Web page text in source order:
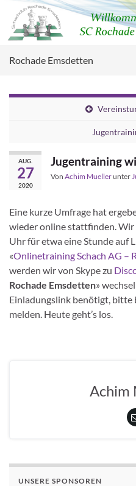
Rochade Emsdetten
AUG.
27
2020
Jugentraining
Von Achim Muellerunter
Eine kurze Umfrage hat
wieder online stattfinden.
Uhr für etwa eine Stunde auf
«Onlinetraining Schach AG –
werden wir von Skype zu
Rochade Emsdetten»
Einladungslink benötigt, bitte
melden. Heute geht’s los.
Achim
UNSERE SPONSOREN